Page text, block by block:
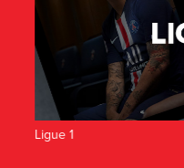
Ligue 1